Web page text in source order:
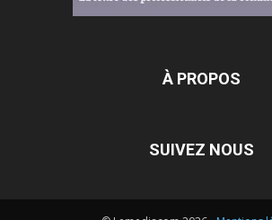
À PROPOS
SUIVEZ NOUS